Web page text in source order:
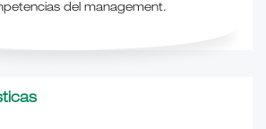
del management.